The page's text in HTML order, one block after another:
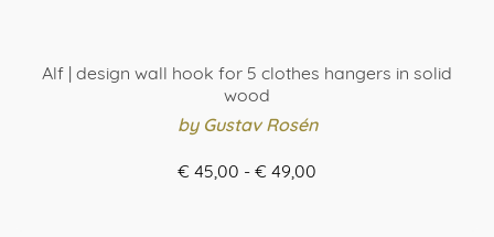
Alf | design wall hook for 5 clothes hangers in solid
wood
by Gustav Rosén
€ 45,00 - € 49,00